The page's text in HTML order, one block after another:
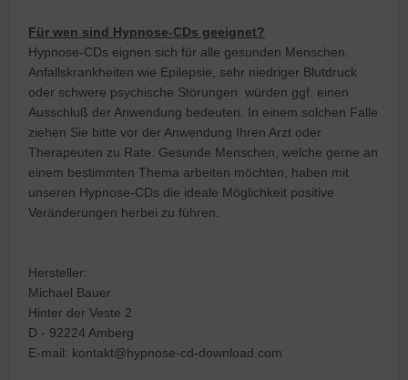
Für wen sind Hypnose-CDs geeignet?
Hypnose-CDs eignen sich für alle gesunden Menschen.
Anfallskrankheiten wie Epilepsie, sehr niedriger Blutdruck
oder schwere psychische Störungen würden ggf. einen
Ausschluß der Anwendung bedeuten. In einem solchen Falle
ziehen Sie bitte vor der Anwendung Ihren Arzt oder
Therapeuten zu Rate. Gesunde Menschen, welche gerne an
einem bestimmten Thema arbeiten möchten, haben mit
unseren Hypnose-CDs die ideale Möglichkeit positive
Veränderungen herbei zu führen.
Hersteller:
Michael Bauer
Hinter der Veste 2
D - 92224 Amberg
E-mail: kontakt@hypnose-cd-download.com